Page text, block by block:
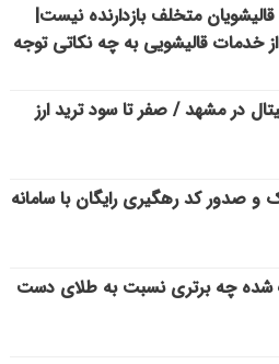
متخلف بازدارنده نیست|
خدمات قالیشویی به چه نکاتی توجه
در مشهد / صفر تا سود ترید ارز
و صدور کد رهگیری رایگان با سامانه
چه برتری نسبت به طلای دست